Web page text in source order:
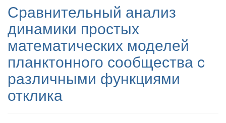
Сравнительный анализ
динамики простых
математических моделей
планктонного сообщества c
различными функциями
отклика